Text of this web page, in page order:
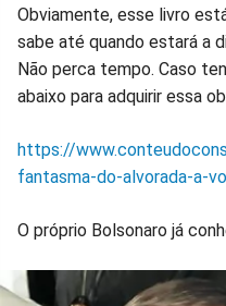
Obviamente, esse livro
sabe até quando estará a
Não perca tempo. Caso
abaixo para adquirir essa
https://
fantasma-do-alvorada-a-
O próprio Bolsonaro já